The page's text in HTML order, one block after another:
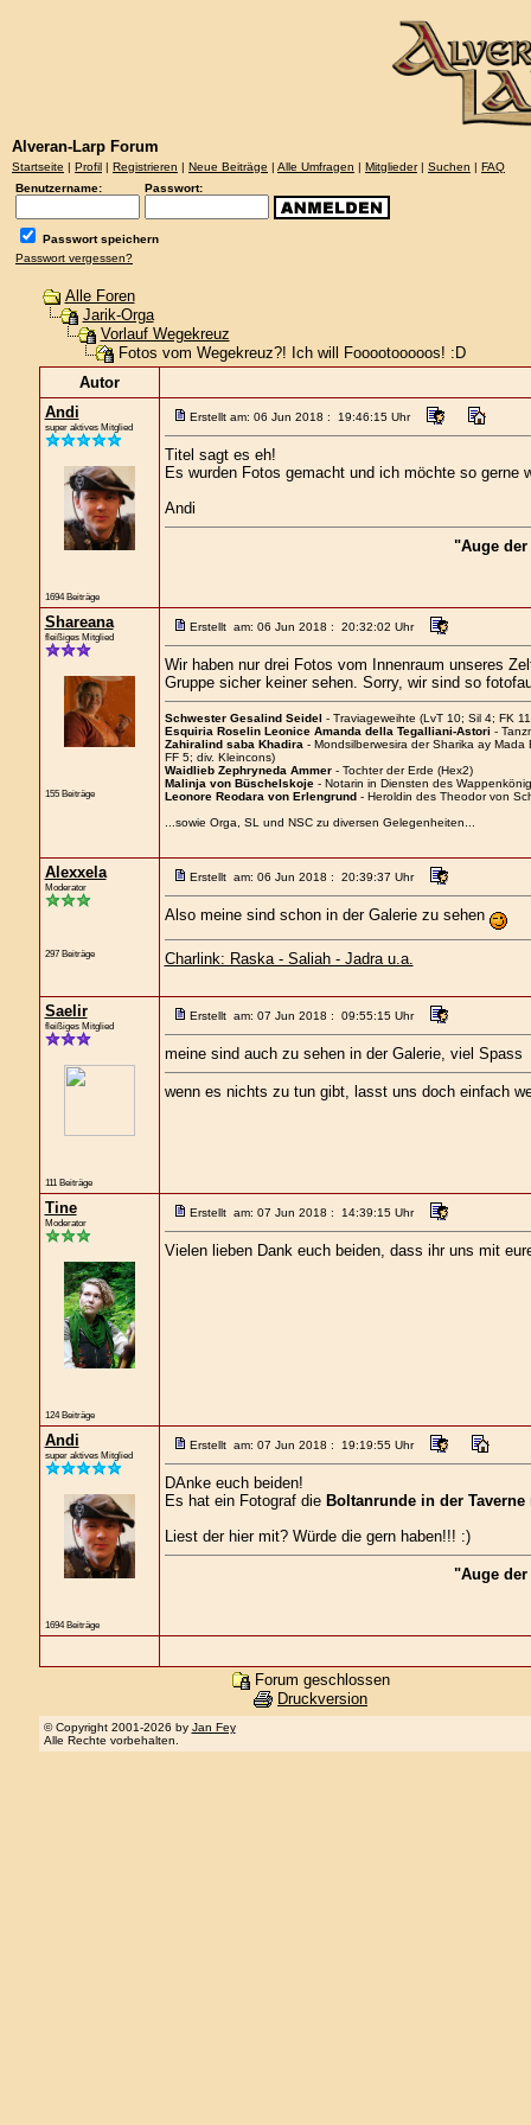
Alveran-Larp Forum
Startseite | Profil | Registrieren | Neue Beiträge | Alle Umfragen | Mitglieder| Suchen | FAQ
Benutzername:
Passwort:
Passwort speichern
Passwort vergessen?
Alle Foren
Jarik-Orga
Vorlauf Wegekreuz
Fotos vom Wegekreuz?! Ich will Fooootooooos! :D
Autor
Andi
super aktives Mitglied
1694 Beiträge
Erstellt am: 06 Jun 2018 : 19:46:15 Uhr
Titel sagt es eh!
Es wurden Fotos gemacht und ich möchte so gerne
Andi
"Auge der
Shareana
fleißiges Mitglied
155 Beiträge
Erstellt am: 06 Jun 2018 : 20:32:02 Uhr
Wir haben nur drei Fotos vom Innenraum unseres
Gruppe sicher keiner sehen. Sorry, wir sind so
Schwester Gesalind Seidel - Traviageweihte (LvT 10; Sil 4; FK
Esquiria Roselin Leonice Amanda della Tegalliani-Astori -
Zahiralind saba Khadira - Mondsilberwesira der Sharika ay
FF 5; div. Kleincons)
Waidlieb Zephryneda Ammer- Tochter der Erde (Hex2)
Malinja von Büschelskoje- Notarin in Diensten des
Leonore Reodara von Erlengrund- Heroldin des Theodor von
...sowie Orga, SL und NSC zu diversen Gelegenheiten...
Alexxela
Moderator
297 Beiträge
Erstellt am: 06 Jun 2018 : 20:39:37 Uhr
Also meine sind schon in der Galerie zu sehen
Charlink: Raska - Saliah - Jadra u.a.
Saelir
fleißiges Mitglied
111 Beiträge
Erstellt am: 07 Jun 2018 : 09:55:15 Uhr
meine sind auch zu sehen in der Galerie, viel Spass
wenn es nichts zu tun gibt, lasst uns doch einfach
Tine
Moderator
124 Beiträge
Erstellt am: 07 Jun 2018 : 14:39:15 Uhr
Vielen lieben Dank euch beiden, dass ihr uns mit
Andi
super aktives Mitglied
1694 Beiträge
Erstellt am: 07 Jun 2018 : 19:19:55 Uhr
DAnke euch beiden!
Es hat ein Fotograf die Boltanrunde in der
Liest der hier mit? Würde die gern haben!!! :)
"Auge der
Forum geschlossen
Druckversion
© Copyright 2001-2026 by Jan Fey
Alle Rechte vorbehalten.